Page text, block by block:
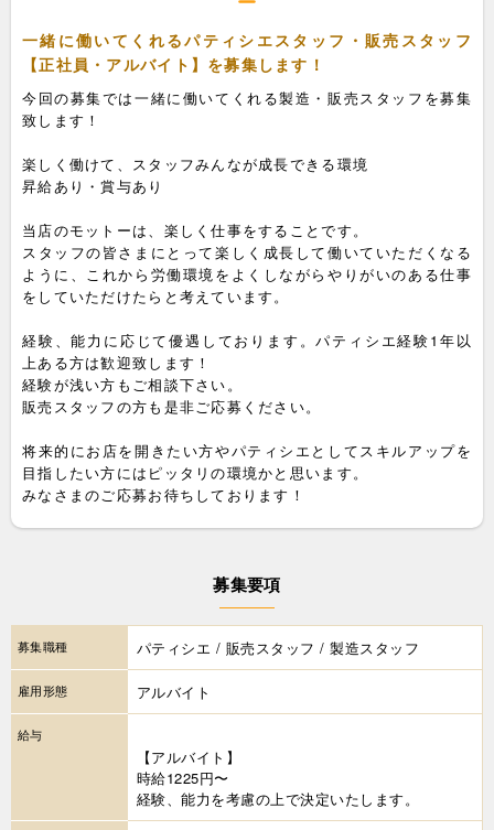
一緒に働いてくれるパティシエスタッフ・販売スタッフ
【正社員・アルバイト】を募集します！
今回の募集では一緒に働いてくれる製造・販売スタッフを募集
致します！
楽しく働けて、スタッフみんなが成長できる環境
昇給あり・賞与あり
当店のモットーは、楽しく仕事をすることです。
スタッフの皆さまにとって楽しく成長して働いていただくなる
ように、これから労働環境をよくしながらやりがいのある仕事
をしていただけたらと考えています。
経験、能力に応じて優遇しております。パティシエ経験1年以
上ある方は歓迎致します！
経験が浅い方もご相談下さい。
販売スタッフの方も是非ご応募ください。
将来的にお店を開きたい方やパティシエとしてスキルアップを
目指したい方にはピッタリの環境かと思います。
みなさまのご応募お待ちしております！
募集要項
募集職種 パティシエ / 販売スタッフ / 製造スタッフ
雇用形態 アルバイト
給与
【アルバイト】
時給1225円〜
経験、能力を考慮の上で決定いたします。